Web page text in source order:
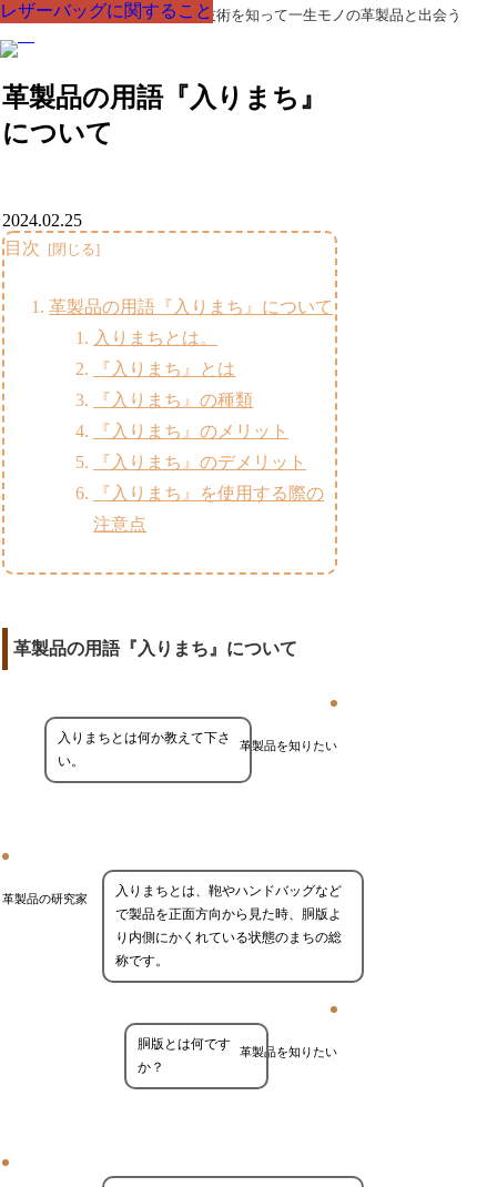
革製品の部品の呼び名・素材・技術を知って一生モノの革製品と出会う
革製品の用語『入りまち』
について
レザーバッグに関すること
2024.02.25
目次
革製品の用語『入りまち』について
入りまちとは。
『入りまち』とは
『入りまち』の種類
『入りまち』のメリット
『入りまち』のデメリット
『入りまち』を使用する際の
注意点
革製品の用語『入りまち』について
革製品を知りたい
入りまちとは何か教えて下さ
い。
革製品の研究家
入りまちとは、鞄やハンドバッグなど
で製品を正面方向から見た時、胴版よ
り内側にかくれている状態のまちの総
称です。
革製品を知りたい
胴版とは何です
か？
レザーバッグに関すること
レザーバッグに関すること
レザーバッグに関すること
レザーバッグに関すること
レザーバッグに関すること
レザーバッグに関すること